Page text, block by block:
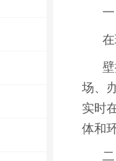
场、
实时
体和